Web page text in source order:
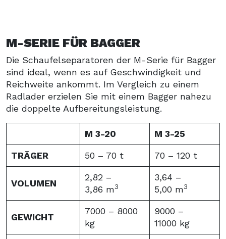
M-SERIE FÜR BAGGER
Die Schaufelseparatoren der M-Serie für Bagger
sind ideal, wenn es auf Geschwindigkeit und
Reichweite ankommt. Im Vergleich zu einem
Radlader erzielen Sie mit einem Bagger nahezu
die doppelte Aufbereitungsleistung.
M 3-20 M 3-25
TRÄGER 50 – 70 t 70 – 120 t
VOLUMEN
2,82 –
3,86 m3
3,64 –
5,00 m3
GEWICHT
7000 – 8000
kg
9000 –
11000 kg